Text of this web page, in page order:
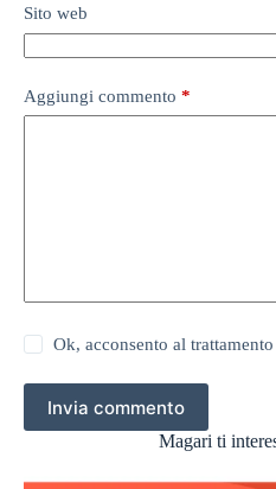
Sito web
Aggiungi commento *
Ok, acconsento al
Invia commento
Magari ti